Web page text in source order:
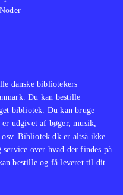
danske bibliotekers
Du kan bestille
bibliotek. Du kan bruge
udgivet af bøger, musik,
Bibliotek.dk er altså ikke
over hvad der findes på
bestille og få leveret til dit
Noder